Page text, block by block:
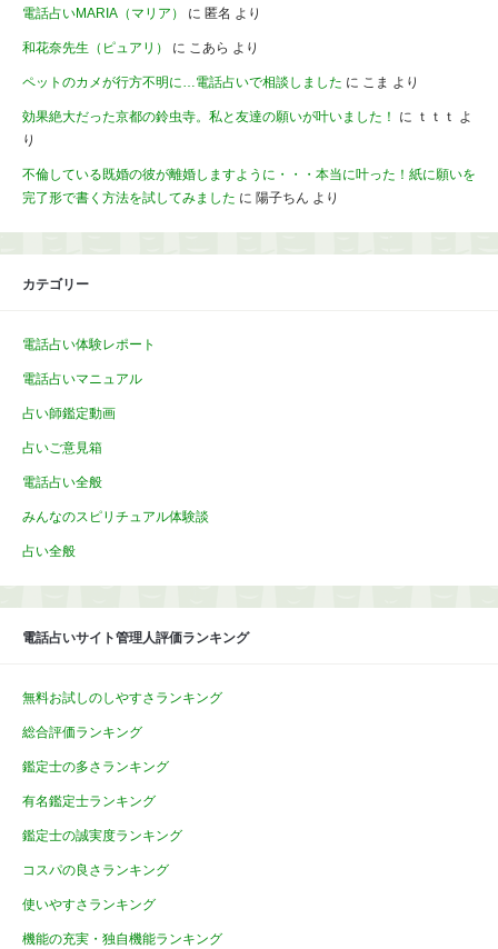
電話占いMARIA（マリア） に 匿名 より
和花奈先生（ピュアリ） に こあら より
ペットのカメが行方不明に…電話占いで相談しました に こま より
効果絶大だった京都の鈴虫寺。私と友達の願いが叶いました！ に ｔｔｔ よ
り
不倫している既婚の彼が離婚しますように・・・本当に叶った！紙に願いを
完了形で書く方法を試してみました に 陽子ちん より
カテゴリー
電話占い体験レポート
電話占いマニュアル
占い師鑑定動画
占いご意見箱
電話占い全般
みんなのスピリチュアル体験談
占い全般
電話占いサイト管理人評価ランキング
無料お試しのしやすさランキング
総合評価ランキング
鑑定士の多さランキング
有名鑑定士ランキング
鑑定士の誠実度ランキング
コスパの良さランキング
使いやすさランキング
機能の充実・独自機能ランキング